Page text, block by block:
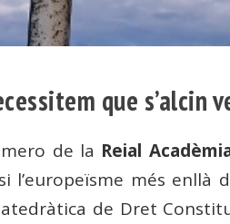
que
de la Reial
l’europeïsme més
de Dret